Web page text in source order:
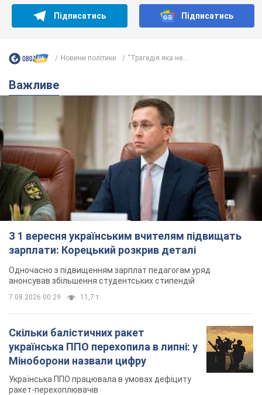
Підписатись Підписатись
Новини політики "Трагедія яка не...
Важливе
З 1 вересня українським вчителям підвищать
зарплати: Корецький розкрив деталі
Одночасно з підвищенням зарплат педагогам уряд
анонсував збільшення студентських стипендій
7.08.2026 00:29 11,7 т.
Скільки балістичних ракет
українська ППО перехопила в липні: у
Міноборони назвали цифру
Українська ППО працювала в умовах дефіциту
ракет-перехоплювачів